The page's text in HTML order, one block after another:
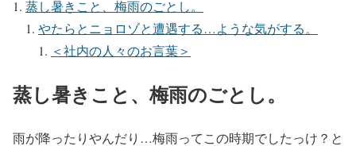
蒸し暑きこと、梅雨のごとし。
やたらとニョロゾと遭遇する…ような気がする。
＜社内の人々のお言葉＞
蒸し暑きこと、梅雨のごとし。
雨が降ったりやんだり…梅雨ってこの時期でしたっけ？と